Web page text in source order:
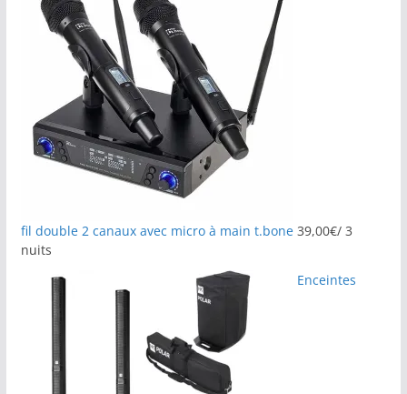
fil double 2 canaux avec micro à main t.bone 39,00€/ 3
nuits
Enceintes